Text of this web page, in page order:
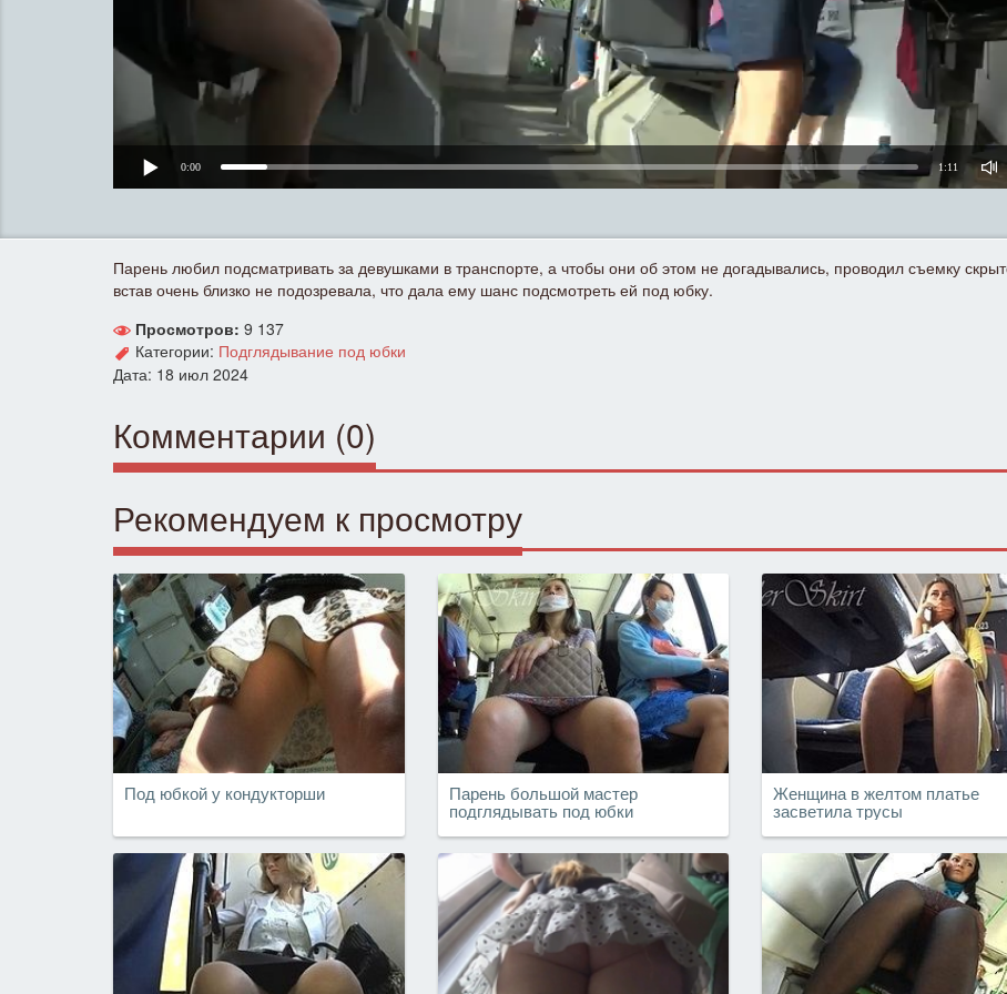
0:00 1:11
Парень любил подсматривать за девушками в транспорте, а чтобы они об этом не догадывались, проводил съемку
встав очень близко не подозревала, что дала ему шанс подсмотреть ей под юбку.
Просмотров: 9 137
Категории: Подглядывание под юбки
Дата: 18 июл 2024
Комментарии (0)
Рекомендуем к просмотру
Под юбкой у кондукторши Парень большой мастер
подглядывать под юбки
Женщина в желтом платье
засветила трусы